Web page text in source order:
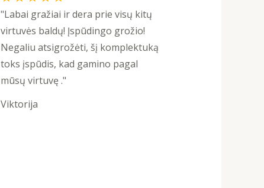
5
out
of
5
"Labai gražiai ir dera prie visų kitų
virtuvės baldų! Įspūdingo grožio!
Negaliu atsigrožėti, šį komplektuką
toks įspūdis, kad gamino pagal
mūsų virtuvę ."
Viktorija